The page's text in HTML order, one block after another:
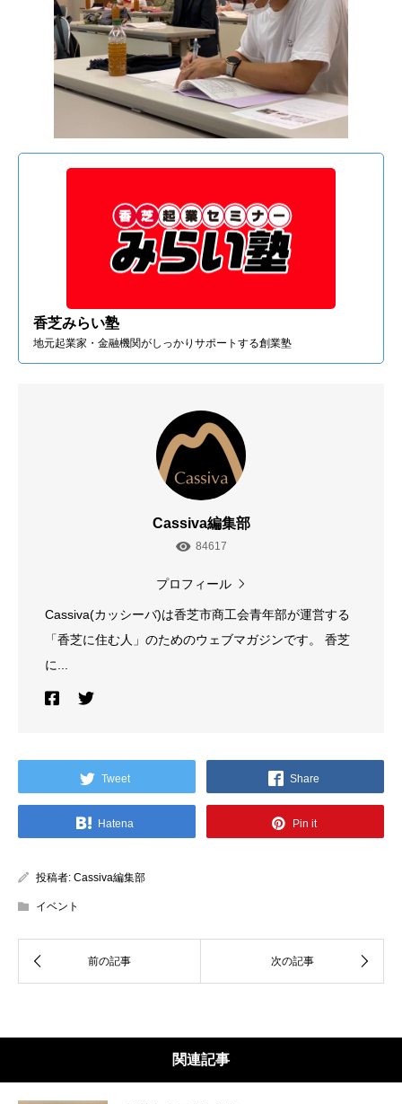
香芝みらい塾
地元起業家・金融機関がしっかりサポートする創業塾
Cassiva編集部
84617
プロフィール
Cassiva(カッシーバ)は香芝市商工会青年部が運営する
「香芝に住む人」のためのウェブマガジンです。 香芝
に...
Tweet Share
Hatena Pin it
投稿者: Cassiva編集部
イベント
関連記事